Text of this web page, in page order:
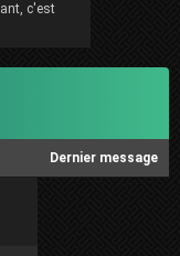
c'est
Dernier message